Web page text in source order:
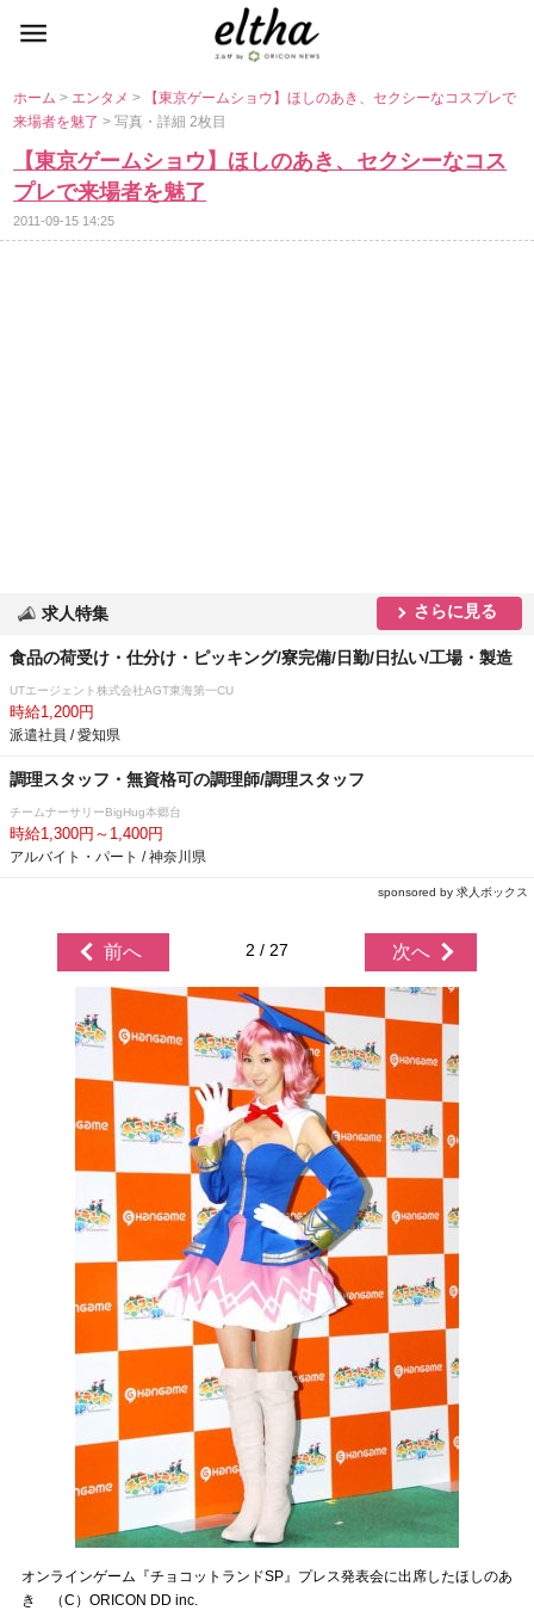
ホーム> エンタメ>
【東京ゲームショウ】ほしのあき、セクシーなコスプレで
来場者を魅了> 写真・詳細 2枚目
【東京ゲームショウ】ほしのあき、セクシーなコス
プレで来場者を魅了
2011-09-15 14:25
求人特集 さらに見る
食品の荷受け・仕分け・ピッキング/寮完備/日勤/日払い/工場・製造
UTエージェント株式会社AGT東海第一CU
時給1,200円
派遣社員 / 愛知県
調理スタッフ・無資格可の調理師/調理スタッフ
チームナーサリーBigHug本郷台
時給1,300円～1,400円
アルバイト・パート / 神奈川県
sponsored by 求人ボックス
前へ 2 / 27 次へ
オンラインゲーム『チョコットランドSP』プレス発表会に出席したほしのあ
き （C）ORICON DD inc.